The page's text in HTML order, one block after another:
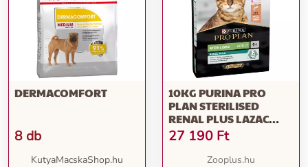
DERMACOMFORT
8 db
KutyaMacskaShop.hu
10KG PURINA PRO
PLAN STERILISED
RENAL PLUS LAZAC
MACSKÁKNAK
27 190 Ft
Zooplus.hu